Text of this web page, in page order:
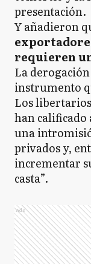
presentación.
Y añadieron
requieren
La
instrumento
Los
han calificado
una
privados y,
incrementar
casta”.
Ads